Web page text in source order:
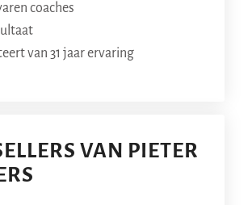
coaches
van 31 jaar ervaring
VAN PIETER